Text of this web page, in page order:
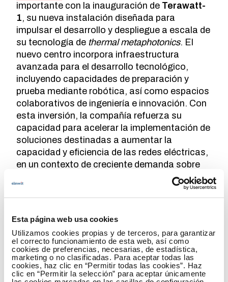
Esta página web usa cookies
Utilizamos cookies propias y de terceros, para garantizar
el correcto funcionamiento de esta web, así como
cookies de preferencias, necesarias, de estadística,
marketing o no clasificadas. Para aceptar todas las
cookies, haz clic en “Permitir todas las cookies”. Haz
clic en “Permitir la selección” para aceptar únicamente
importante con la inauguración de Terawatt-
1, su nueva instalación diseñada para
impulsar el desarrollo y despliegue a escala de
su tecnología de thermal metaphotonics. El
nuevo centro incorpora infraestructura
avanzada para el desarrollo tecnológico,
incluyendo capacidades de preparación y
prueba mediante robótica, así como espacios
colaborativos de ingeniería e innovación. Con
esta inversión, la compañía refuerza su
capacidad para acelerar la implementación de
soluciones destinadas a aumentar la
capacidad y eficiencia de las redes eléctricas,
en un contexto de creciente demanda sobre
las infraestructuras energéticas derivada de
como una de las 24 empresas finalistas
delEPRI Incubatenergy Labs® 2026
Challenge, un programa internacional que
reúne a las tecnologías más innovadoras del
sector eléctrico. En este foro, la compañía